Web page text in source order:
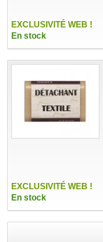
EXCLUSIVITÉ WEB !
En stock
EXCLUSIVITÉ WEB !
En stock